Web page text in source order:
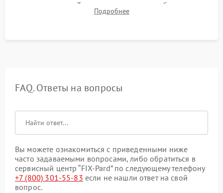
ударном стенде. Тестирование качества изображения в
темноте, дальности обнаружения и корректной работы всех
Подробнее
FAQ. Ответы на вопросы
Вы можете ознакомиться с приведенными ниже
часто задаваемыми вопросами, либо обратиться в
сервисный центр “FIX-Pard” по следующему телефону
+7 (800) 301-55-83 если не нашли ответ на свой
вопрос.